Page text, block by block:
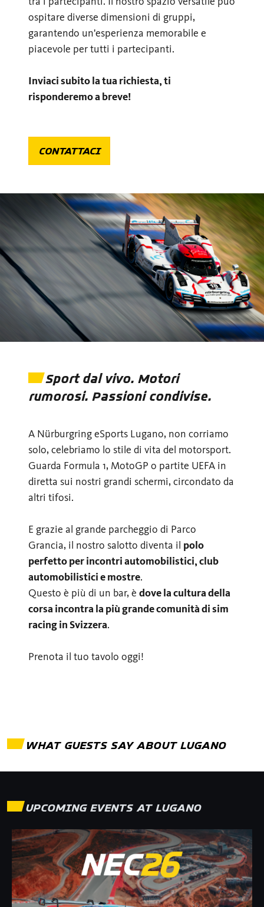
ospitare diverse dimensioni di gruppi,
garantendo un'esperienza memorabile e
piacevole per tutti i partecipanti.
Inviaci subito la tua richiesta, ti
risponderemo a breve!
CONTATTACI
Sport dal vivo. Motori
rumorosi. Passioni condivise.
A Nürburgring eSports Lugano, non corriamo
solo, celebriamo lo stile di vita del motorsport.
Guarda Formula 1, MotoGP o partite UEFA in
diretta sui nostri grandi schermi, circondato da
altri tifosi.
E grazie al grande parcheggio di Parco
Grancia, il nostro salotto diventa il polo
perfetto per incontri automobilistici, club
automobilistici e mostre.
Questo è più di un bar, è dove la cultura della
corsa incontra la più grande comunità di sim
racing in Svizzera.
Prenota il tuo tavolo oggi!
WHAT GUESTS SAY ABOUTLUGANO
UPCOMING EVENTS ATLUGANO